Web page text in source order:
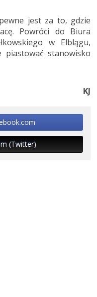
jest za to, gdzie
Powróci do Biura
w Elblągu,
stanowisko
KJ
(Twitter)